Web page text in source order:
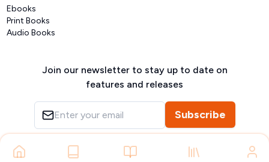
Ebooks
Print Books
Audio Books
Join our newsletter to stay up to date on
features and releases
Subscribe
2026 – All rights reserved